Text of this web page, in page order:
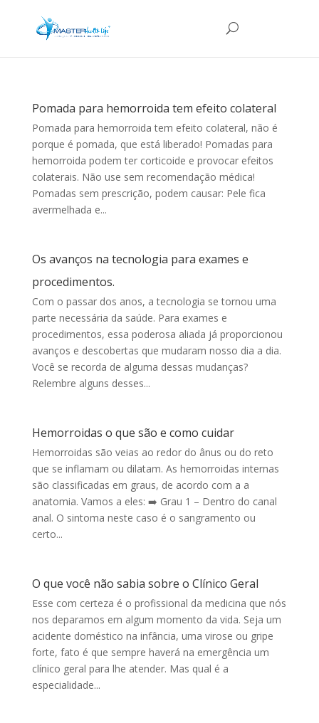
Pomada para hemorroida tem efeito colateral
Pomada para hemorroida tem efeito colateral, não é
porque é pomada, que está liberado! Pomadas para
hemorroida podem ter corticoide e provocar efeitos
colaterais. Não use sem recomendação médica!
Pomadas sem prescrição, podem causar: Pele fica
avermelhada e...
Os avanços na tecnologia para exames e
procedimentos.
Com o passar dos anos, a tecnologia se tornou uma
parte necessária da saúde. Para exames e
procedimentos, essa poderosa aliada já proporcionou
avanços e descobertas que mudaram nosso dia a dia.
Você se recorda de alguma dessas mudanças?
Relembre alguns desses...
Hemorroidas o que são e como cuidar
Hemorroidas são veias ao redor do ânus ou do reto
que se inflamam ou dilatam. As hemorroidas internas
são classificadas em graus, de acordo com a a
anatomia. Vamos a eles: ➡️ Grau 1 – Dentro do canal
anal. O sintoma neste caso é o sangramento ou
certo...
O que você não sabia sobre o Clínico Geral
Esse com certeza é o profissional da medicina que nós
nos deparamos em algum momento da vida. Seja um
acidente doméstico na infância, uma virose ou gripe
forte, fato é que sempre haverá na emergência um
clínico geral para lhe atender. Mas qual é a
especialidade...